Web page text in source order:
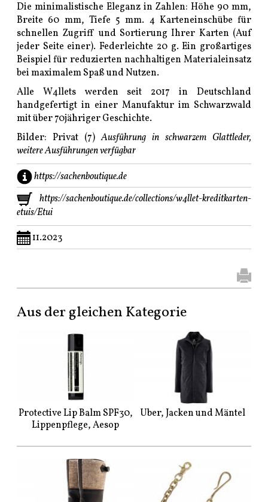
Die minimalistische Eleganz in Zahlen: Höhe 90 mm,
Breite 60 mm, Tiefe 5 mm. 4 Karteneinschübe für
schnellen Zugriff und Sortierung Ihrer Karten (Auf
jeder Seite einer). Federleichte 20 g. Ein großartiges
Beispiel für reduzierten nachhaltigen Materialeinsatz
bei maximalem Spaß und Nutzen.
Alle W4llets werden seit 2017 in Deutschland
handgefertigt in einer Manufaktur im Schwarzwald
mit über 70jähriger Geschichte.
Bilder: Privat (7)Ausführung in schwarzem Glattleder,
weitere Ausführungen verfügbar
https://sachenboutique.de
https://sachenboutique.de/collections/w4llet-kreditkarten-
etuis/Etui
11.2023
Aus der gleichen Kategorie
Protective Lip Balm SPF30,
Lippenpflege, Aesop
Uber, Jacken und Mäntel